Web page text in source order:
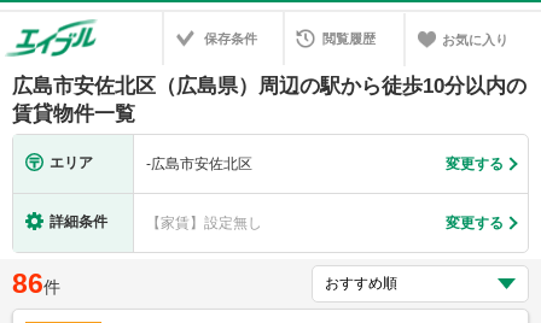
保存条件 閲覧履歴 お気に入り
広島市安佐北区（広島県）周辺の駅から徒歩10分以内の
賃貸物件一覧
エリア -広島市安佐北区 変更する
詳細条件 【家賃】設定無し 変更する
86件